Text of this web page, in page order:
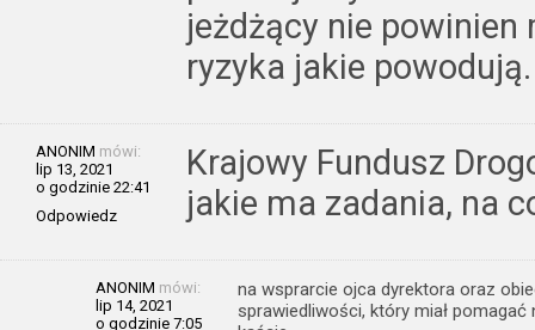
jeżdżący nie
ryzyka jakie powodują.
ANONIM mówi:
lip 13, 2021
o godzinie 22:41
Odpowiedz
Krajowy Fundusz
jakie ma zadania, na
ANONIM mówi:
lip 14, 2021
o godzinie 7:05
na wsprarcie ojca dyrektora oraz
sprawiedliwości, który miał